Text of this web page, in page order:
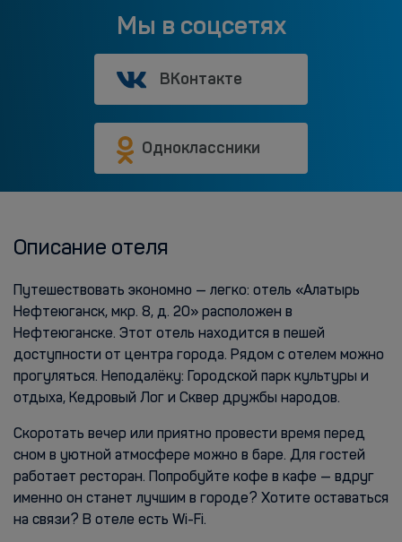
Мы в соцсетях
ВКонтакте
Одноклассники
Описание отеля
Путешествовать экономно — легко: отель «Алатырь
Нефтеюганск, мкр. 8, д. 20» расположен в
Нефтеюганске. Этот отель находится в пешей
доступности от центра города. Рядом с отелем можно
прогуляться. Неподалёку: Городской парк культуры и
отдыха, Кедровый Лог и Сквер дружбы народов.
Скоротать вечер или приятно провести время перед
сном в уютной атмосфере можно в баре. Для гостей
работает ресторан. Попробуйте кофе в кафе — вдруг
именно он станет лучшим в городе? Хотите оставаться
на связи? В отеле есть Wi-Fi.